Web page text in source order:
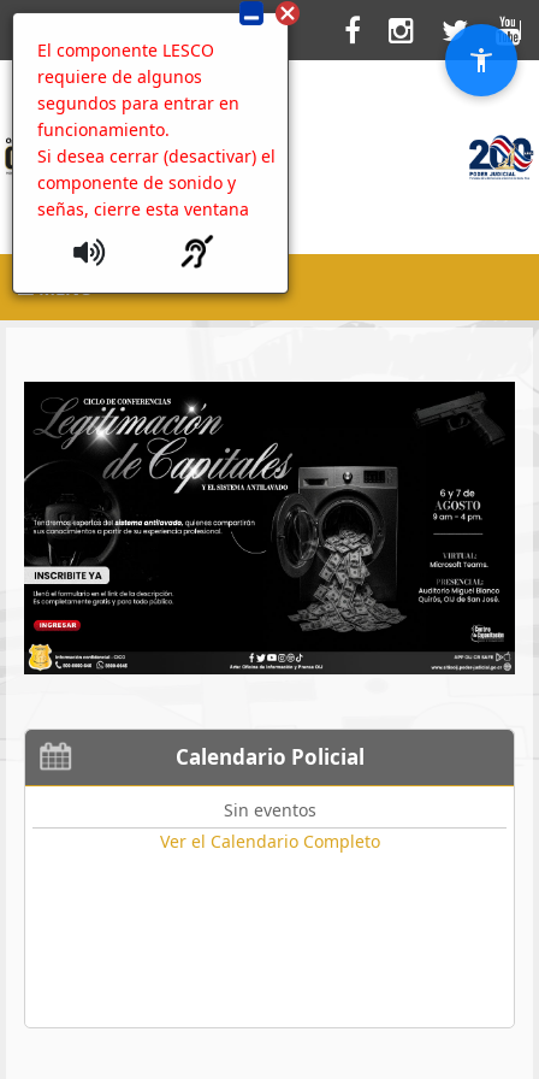
El componente LESCO
requiere de algunos
segundos para entrar en
funcionamiento.
Si desea cerrar (desactivar) el
componente de sonido y
señas, cierre esta ventana
MENU
Calendario Policial
Sin eventos
Ver el Calendario Completo